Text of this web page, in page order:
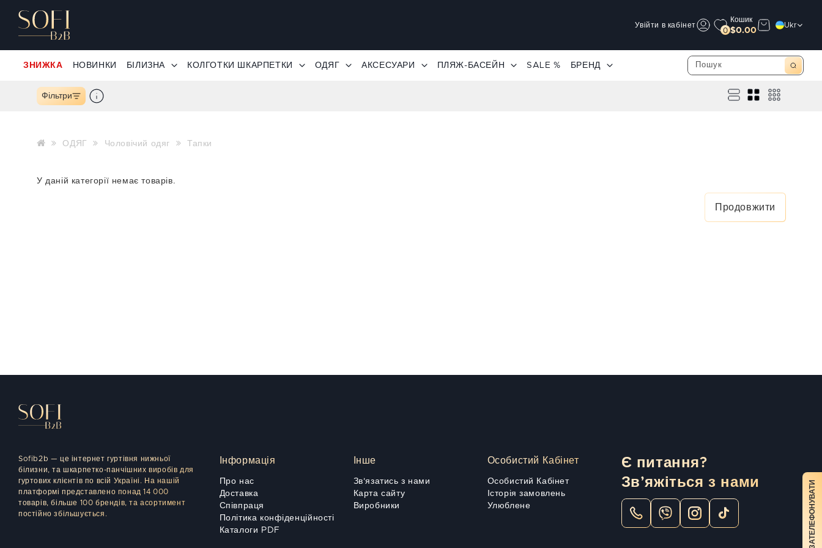
Увійти в кабінет
0
Кошик
$0.00
Ukr
ЗНИЖКА НОВИНКИ БІЛИЗНА КОЛГОТКИ ШКАРПЕТКИ ОДЯГ АКСЕСУАРИ ПЛЯЖ-БАСЕЙН SALE % БРЕНД
Фільтри
ОДЯГ Чоловічий одяг Тапки
У даній категорії немає товарів.
Продовжити
Sofib2b — це інтернет гуртівня нижньої
білизни, та шкарпетко-панчішних виробів для
гуртових клієнтів по всій Україні. На нашій
платформі представлено понад 14 000
товарів, більше 100 брендів, та асортимент
постійно збільшується.
Інформація
Про нас
Доставка
Співпраця
Політика конфіденційності
Каталоги PDF
Інше
Зв'язатись з нами
Карта сайту
Виробники
Особистий Кабінет
Особистий Кабінет
Історія замовлень
Улюблене
Є питання?
Зв’яжіться з нами
ЗАТЕЛЕФОНУВАТИ